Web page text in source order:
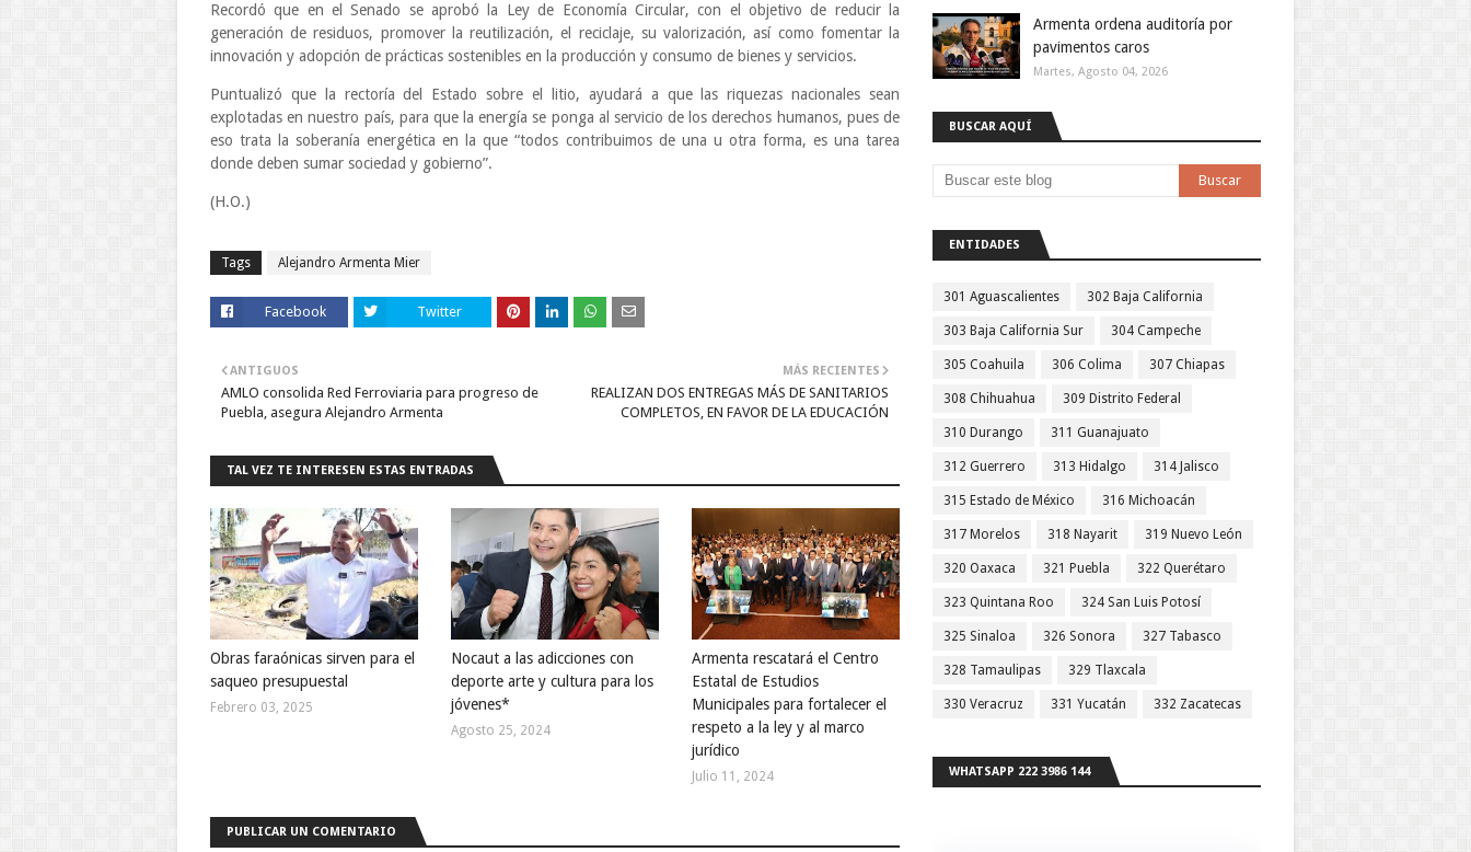
Recordó que en el Senado se aprobó la Ley de Economía Circular, con el objetivo de reducir la
generación de residuos, promover la reutilización, el reciclaje, su valorización, así como fomentar la
innovación y adopción de prácticas sostenibles en la producción y consumo de bienes y servicios.
Puntualizó que la rectoría del Estado sobre el litio, ayudará a que las riquezas nacionales sean
explotadas en nuestro país, para que la energía se ponga al servicio de los derechos humanos, pues de
eso trata la soberanía energética en la que “todos contribuimos de una u otra forma, es una tarea
donde deben sumar sociedad y gobierno”.
(H.O.)
Tags Alejandro Armenta Mier
Facebook Twitter
MÁS RECIENTES
REALIZAN DOS ENTREGAS MÁS DE SANITARIOS
COMPLETOS, EN FAVOR DE LA EDUCACIÓN
ANTIGUOS
AMLO consolida Red Ferroviaria para progreso de
Puebla, asegura Alejandro Armenta
TAL VEZ TE INTERESEN ESTAS ENTRADAS
Obras faraónicas sirven para el
saqueo presupuestal
Febrero 03, 2025
Nocaut a las adicciones con
deporte arte y cultura para los
jóvenes*
Agosto 25, 2024
Armenta rescatará el Centro
Estatal de Estudios
Municipales para fortalecer el
respeto a la ley y al marco
jurídico
Julio 11, 2024
PUBLICAR UN COMENTARIO
Armenta ordena auditoría por
pavimentos caros
Martes, Agosto 04, 2026
BUSCAR AQUÍ
ENTIDADES
301 Aguascalientes 302 Baja California
303 Baja California Sur 304 Campeche
305 Coahuila 306 Colima 307 Chiapas
308 Chihuahua 309 Distrito Federal
310 Durango 311 Guanajuato
312 Guerrero 313 Hidalgo 314 Jalisco
315 Estado de México 316 Michoacán
317 Morelos 318 Nayarit 319 Nuevo León
320 Oaxaca 321 Puebla 322 Querétaro
323 Quintana Roo 324 San Luis Potosí
325 Sinaloa 326 Sonora 327 Tabasco
328 Tamaulipas 329 Tlaxcala
330 Veracruz 331 Yucatán 332 Zacatecas
WHATSAPP 222 3986 144